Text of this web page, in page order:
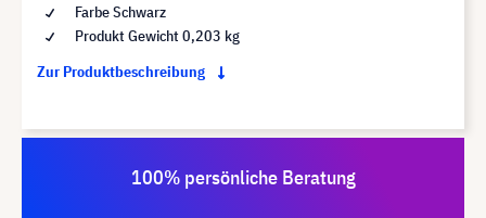
Farbe Schwarz
Produkt Gewicht 0,203 kg
Zur Produktbeschreibung
100% persönliche Beratung